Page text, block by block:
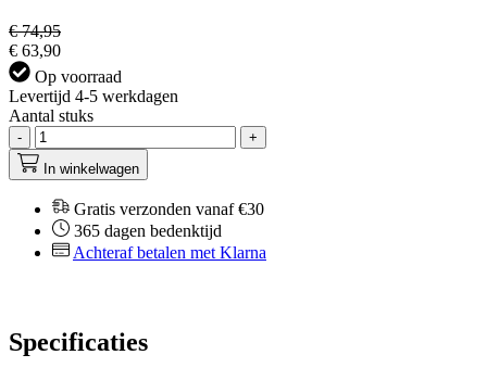
€ 74,95
€ 63,90
Op voorraad
Levertijd 4-5 werkdagen
Aantal stuks
-
+
In winkelwagen
Gratis verzonden vanaf €30
365 dagen bedenktijd
Achteraf betalen met Klarna
Specificaties